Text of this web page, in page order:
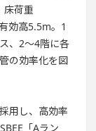
床荷重
効高5.5m。1
、2〜4階に各
の効率化を図
用し、高効率
「Aラン